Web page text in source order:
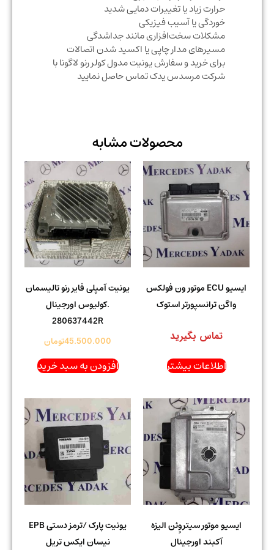
حرارت زیاد یا تغییرات دمایی شدید
خوردگی یا آسیب فیزیکی
مشکلات سخت‌افزاری مانند جداشدگی
مسیرهای مدار چاپی یا اکسید شدن اتصالات
برای خرید و سفارش یونیت مدول کولر رنو لاگونا با
شرکت مرسدس یدک تماس حاصل نمایید
محصولات مشابه
ایسیو ECU موتور ون فولکس
واگن ترانسپورتر استوک
تماس بگیرید
اطلاعات بیشتر
یونیت آمپلی فایر رنو تالیسمان
.کولیوس اورجینال
280637442R
45.500.000تومان
افزودن به سبد خرید
ایسیو موتور سیتروِِئن الیزه
آکبند اورجینال
یونیت پارک /ترمز دستی EPB
نیسان ایکس تریل